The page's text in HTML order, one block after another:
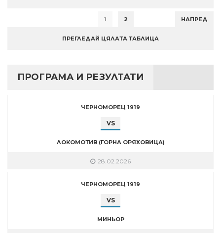
1 2 НАПРЕД
ПРЕГЛЕДАЙ ЦЯЛАТА ТАБЛИЦА
ПРОГРАМА И РЕЗУЛТАТИ
ЧЕРНОМОРЕЦ 1919
VS
ЛОКОМОТИВ (ГОРНА ОРЯХОВИЦА)
28.02.2026
ЧЕРНОМОРЕЦ 1919
VS
МИНЬОР